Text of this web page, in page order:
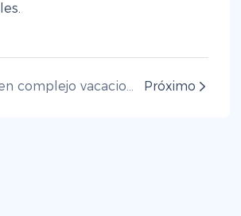
Cabañas ampliables en complejo vacacional – Australia (56 unidades) Próximo